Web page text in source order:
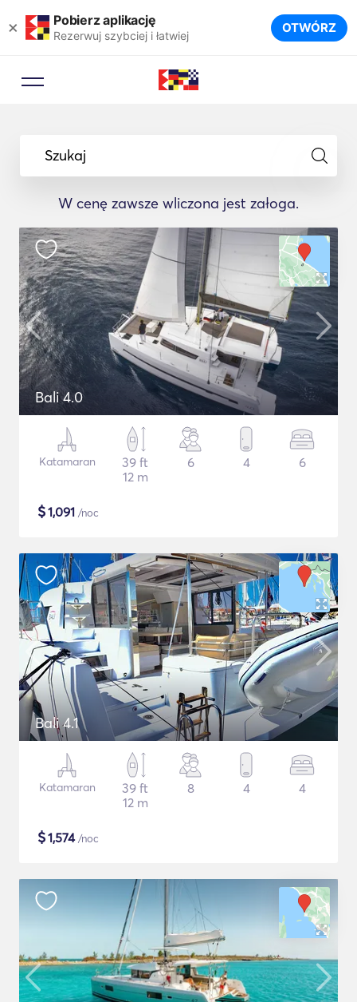
× Pobierz aplikację
Rezerwuj szybciej i łatwiej OTWÓRZ
Szukaj
W cenę zawsze wliczona jest załoga.
Bali 4.0
Katamaran
39 ft
12 m
6 4 6
$1,091 /noc
Bali 4.1
Katamaran
39 ft
12 m
8 4 4
$1,574/noc